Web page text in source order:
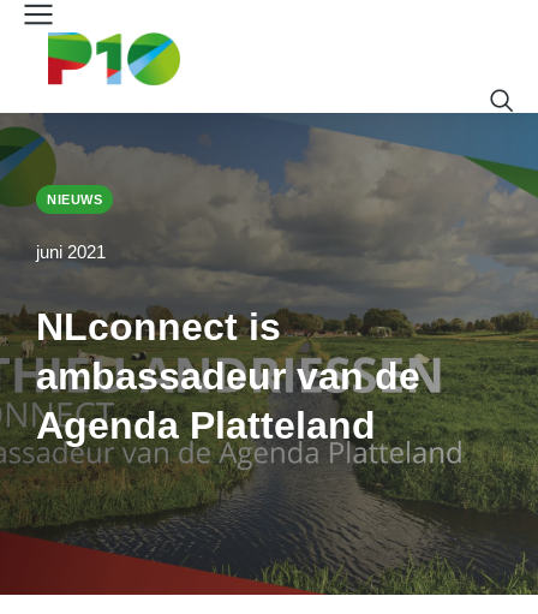
NIEUWS
juni 2021
NLconnect is
ambassadeur van de
Agenda Platteland